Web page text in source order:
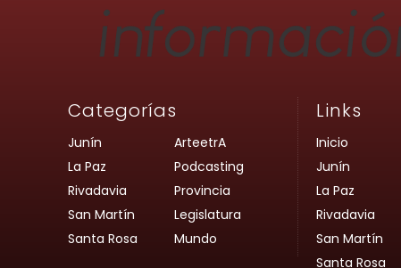
Categorías
Junín
La Paz
Rivadavia
San Martín
Santa Rosa
ArteetrA
Podcasting
Provincia
Legislatura
Mundo
Links
Inicio
Junín
La Paz
Rivadavia
San Martín
Santa Rosa